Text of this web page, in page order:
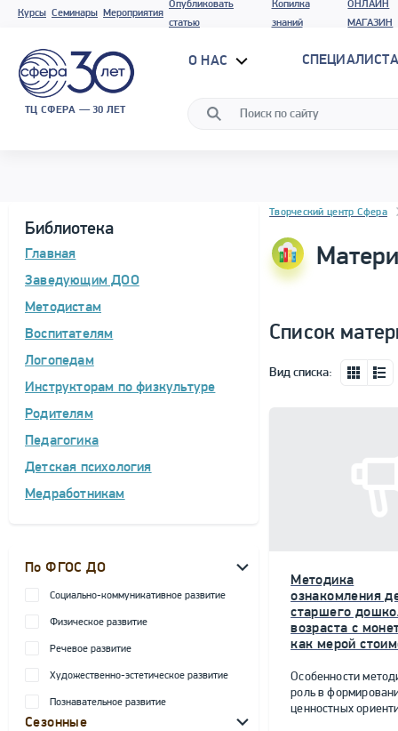
Курсы Семинары Мероприятия
Опубликовать
статью
Копилка
знаний
ОНЛАЙН
МАГАЗИН
ТЦ СФЕРА — 30 ЛЕТ
О НАС
Библиотека
Главная
Заведующим ДОО
Методистам
Воспитателям
Логопедам
Инструкторам по физкультуре
Родителям
Педагогика
Детская психология
Медработникам
По ФГОС ДО
Социально-коммуникативное развитие
Физическое развитие
Речевое развитие
Художественно-эстетическое развитие
Познавательное развитие
Сезонные
Блок новостей
Творческий центр Сфера
Список
Вид списка:
Методика
ознакомления
старшего
возраста с
как мерой
Особенности
роль в
ценностных